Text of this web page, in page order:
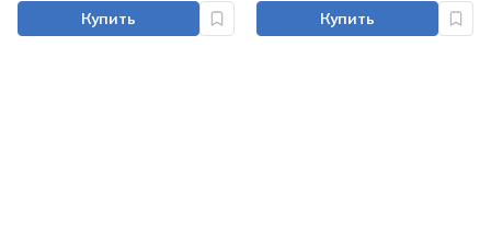
Купить Купить